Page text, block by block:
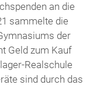
an die
sammelte die
der
Geld zum Kauf
Realschule
sind durch das